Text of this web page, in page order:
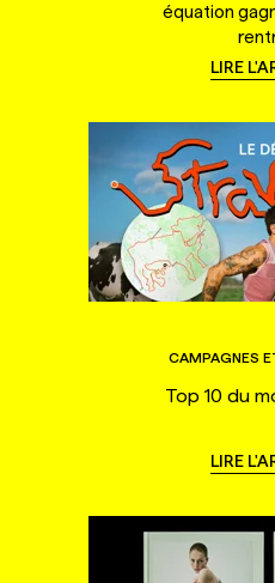
équation
LIRE
CAMPAGNES
Top 10 du
LIRE